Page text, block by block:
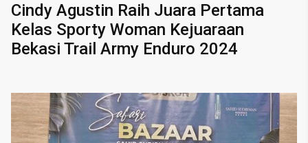
Cindy Agustin Raih Juara Pertama
Kelas Sporty Woman Kejuaraan
Bekasi Trail Army Enduro 2024